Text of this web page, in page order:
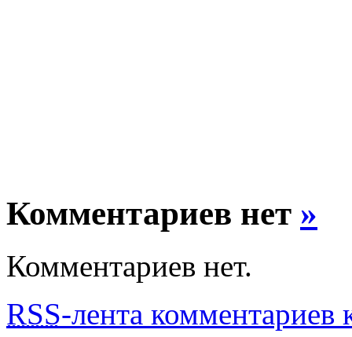
Комментариев нет »
Комментариев нет.
RSS-лента комментариев